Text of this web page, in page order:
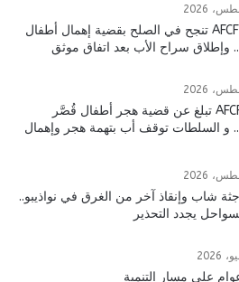
منظمة AFCF تنجح في الصلح بقضية إهمال أطفال
وإطلاق سراح الأب بعد اتفاق موثق
منظمةAFCF تبلغ عن قضية هجر أطفال قُصَّر
و السلطات توقف أب بتهمة هجر وإهمال
شاب وإنقاذ آخر من الغرق في نواذيبو..
يجدد التحذير
على مسار التنمية